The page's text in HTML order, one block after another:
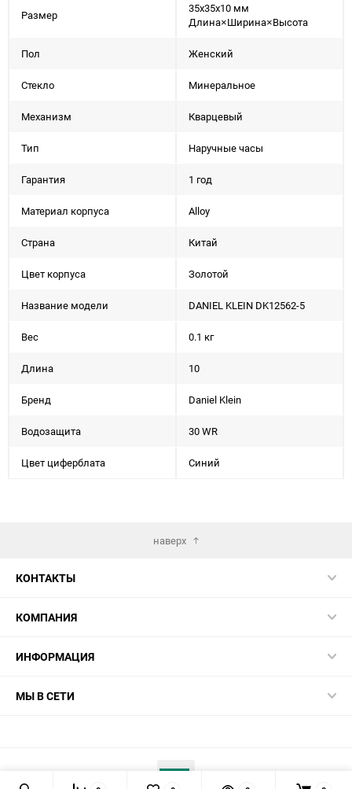
Размер
35x35x10 мм
Длина×Ширина×Высота
Пол Женский
Стекло Минеральное
Механизм Кварцевый
Тип Наручные часы
Гарантия 1 год
Материал корпуса Alloy
Страна Китай
Цвет корпуса Золотой
Название модели DANIEL KLEIN DK12562-5
Вес 0.1 кг
Длина 10
Бренд Daniel Klein
Водозащита 30 WR
Цвет циферблата Синий
наверх
КОНТАКТЫ
КОМПАНИЯ
ИНФОРМАЦИЯ
МЫ В СЕТИ